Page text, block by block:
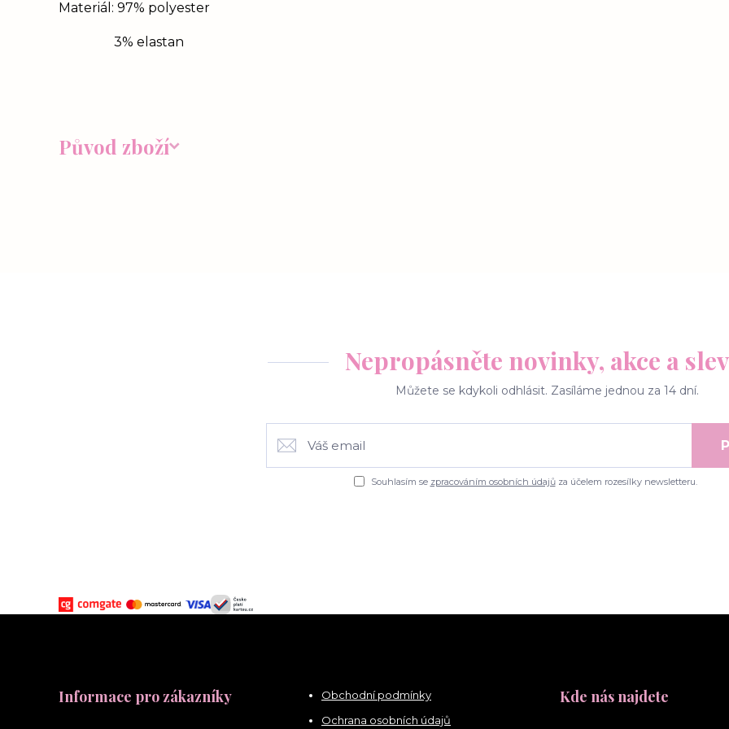
Materiál: 97% polyester
3% elastan
Původ zboží
Nepropásněte novinky, akce a
Můžete se kdykoli odhlásit. Zasíláme jednou za 14 dní.
Souhlasím se zpracováním osobních údajůza účelem rozesílky newsletteru.
Informace pro zákazníky
Obchodní podmínky
Ochrana osobních údajů
Kde nás najdete